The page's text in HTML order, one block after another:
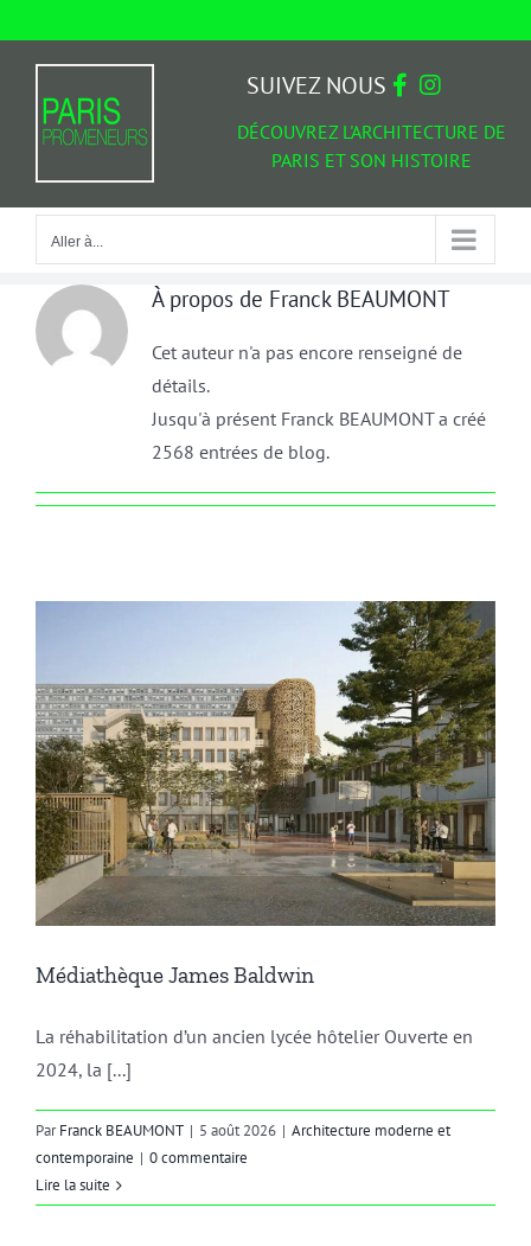
Aller à...
DÉCOUVREZ L'ARCHITECTURE DE
PARIS ET SON HISTOIRE
SUIVEZ NOUS
Aller à...
À propos de Franck BEAUMONT
Cet auteur n'a pas encore renseigné de
détails.
Jusqu'à présent Franck BEAUMONT a créé
2568 entrées de blog.
Médiathèque James Baldwin
La réhabilitation d’un ancien lycée hôtelier Ouverte en
2024, la [...]
ParFranck BEAUMONT | 5 août 2026 | Architecture moderne et
contemporaine | 0 commentaire
Lire la suite